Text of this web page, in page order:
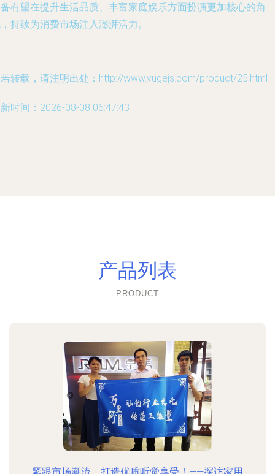
有望在提升生活品质、丰富家庭娱乐方面扮演更加核心的角
持续为消费市场注入澎湃活力。
转载，请注明出处：http://www.vugejs.com/product/25.html
时间：2026-08-08 06:47:43
产品列表
PRODUCT